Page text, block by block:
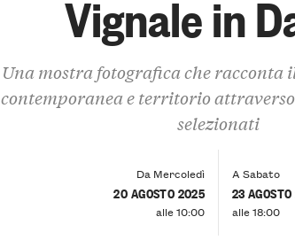
Vignale in
Una mostra fotografica che racconta
contemporanea e territorio
selezionati
Da Mercoledì
20 AGOSTO 2025
alle 10:00
A Sabato
23
alle 18:00